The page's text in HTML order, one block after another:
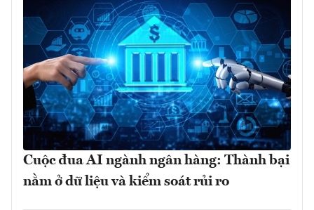
Cuộc đua AI ngành ngân hàng: Thành bại
nằm ở dữ liệu và kiểm soát rủi ro